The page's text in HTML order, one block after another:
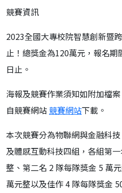
競賽資訊
2023全國大專校院智慧創新暨
止！ 總獎金為120萬元，報名期
日止。
海報及競賽作業須知如附加檔案
自競賽網站 競賽網站下載。
本次競賽分為物聯網與金融科技
及體感互動科技四組，各組第
整、第二名 2 隊每隊獎金 5 萬
萬元整以及佳作 4 隊每隊獎金